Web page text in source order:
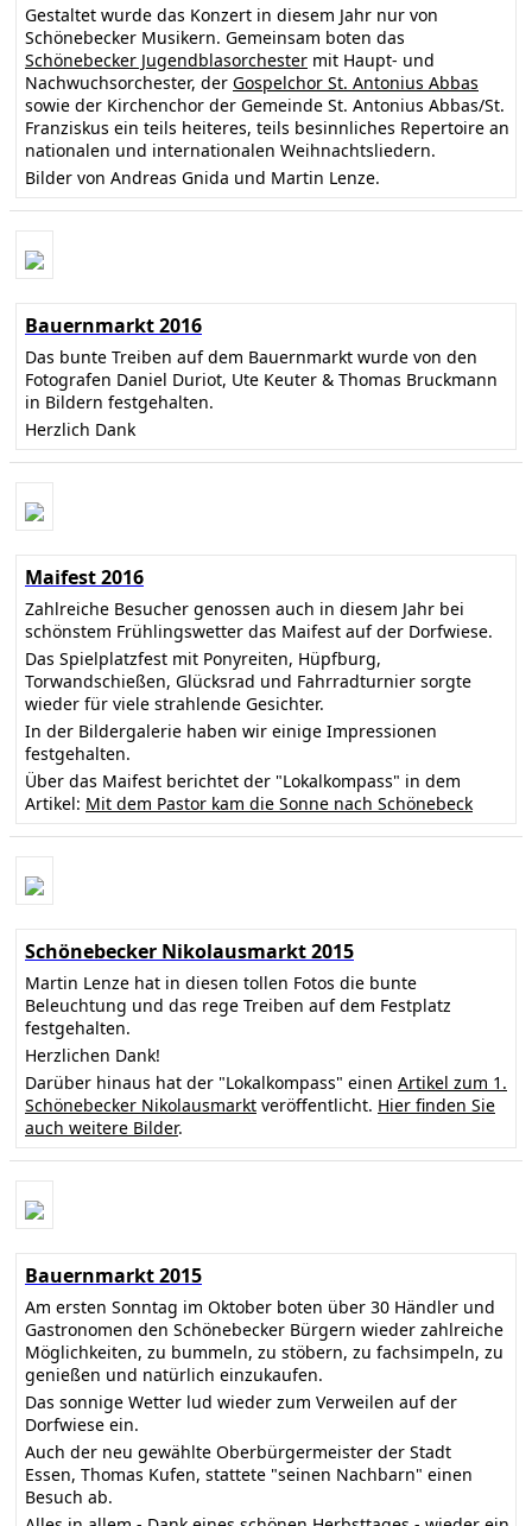
Gestaltet wurde das Konzert in diesem Jahr nur von
Schönebecker Musikern. Gemeinsam boten das
Schönebecker Jugendblasorchester mit Haupt- und
Nachwuchsorchester, der Gospelchor St. Antonius Abbas
sowie der Kirchenchor der Gemeinde St. Antonius Abbas/St.
Franziskus ein teils heiteres, teils besinnliches Repertoire an
nationalen und internationalen Weihnachtsliedern.
Bilder von Andreas Gnida und Martin Lenze.
Bauernmarkt 2016
Das bunte Treiben auf dem Bauernmarkt wurde von den
Fotografen Daniel Duriot, Ute Keuter & Thomas Bruckmann
in Bildern festgehalten.
Herzlich Dank
Maifest 2016
Zahlreiche Besucher genossen auch in diesem Jahr bei
schönstem Frühlingswetter das Maifest auf der Dorfwiese.
Das Spielplatzfest mit Ponyreiten, Hüpfburg,
Torwandschießen, Glücksrad und Fahrradturnier sorgte
wieder für viele strahlende Gesichter.
In der Bildergalerie haben wir einige Impressionen
festgehalten.
Über das Maifest berichtet der "Lokalkompass" in dem
Artikel: Mit dem Pastor kam die Sonne nach Schönebeck
Schönebecker Nikolausmarkt 2015
Martin Lenze hat in diesen tollen Fotos die bunte
Beleuchtung und das rege Treiben auf dem Festplatz
festgehalten.
Herzlichen Dank!
Darüber hinaus hat der "Lokalkompass" einen Artikel zum 1.
Schönebecker Nikolausmarkt veröffentlicht. Hier finden Sie
auch weitere Bilder.
Bauernmarkt 2015
Am ersten Sonntag im Oktober boten über 30 Händler und
Gastronomen den Schönebecker Bürgern wieder zahlreiche
Möglichkeiten, zu bummeln, zu stöbern, zu fachsimpeln, zu
genießen und natürlich einzukaufen.
Das sonnige Wetter lud wieder zum Verweilen auf der
Dorfwiese ein.
Auch der neu gewählte Oberbürgermeister der Stadt
Essen, Thomas Kufen, stattete "seinen Nachbarn" einen
Besuch ab.